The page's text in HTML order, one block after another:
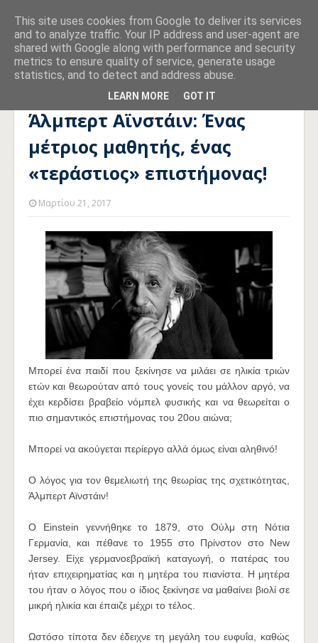
Αρχική σελίδα ΤΕΧΝΟΛΟΓΙΑ Άλμπερτ Αϊνστάιν: Ένας μέτριος
μαθητής, ένας «τεράστιος» επιστήμονας!
Άλμπερτ Αϊνστάιν: Ένας
μέτριος μαθητής, ένας
«τεράστιος» επιστήμονας!
Μαρτίου 21, 2017
Μπορεί ένα παιδί που ξεκίνησε να μιλάει σε ηλικία τριών
ετών και θεωρούταν από τους γονείς του μάλλον αργό, να
έχει κερδίσει βραβείο νόμπελ φυσικής και να θεωρείται ο
πιο σημαντικός επιστήμονας του 20ου αιώνα;
Μπορεί να ακούγεται περίεργο αλλά όμως είναι αληθινό!
Ο λόγος για τον θεμελιωτή της θεωρίας της σχετικότητας,
Άλμπερτ Αϊνστάιν!
Ο Einstein γεννήθηκε το 1879, στο Ούλμ στη Νότια
Γερμανία, και πέθανε το 1955 στο Πρίνστον στο New
Jersey. Είχε γερμανοεβραϊκή καταγωγή, ο πατέρας του
ήταν επιχειρηματίας και η μητέρα του πιανίστα. Η μητέρα
του ήταν ο λόγος που ο ίδιος ξεκίνησε να μαθαίνει βιολί σε
μικρή ηλικία και έπαιζε μέχρι το τέλος.
Ωστόσο τίποτα δεν έδειχνε τη μεγάλη του ευφυΐα, καθώς
This site uses cookies from Google to deliver its services
and to analyze traffic. Your IP address and user-agent are
shared with Google along with performance and security
metrics to ensure quality of service, generate usage
statistics, and to detect and address abuse.
LEARN MORE GOT IT